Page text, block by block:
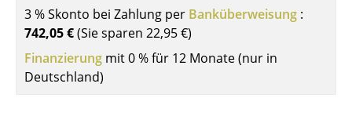
Servierwagen
Einzelteile
... alle Tische
3 % Skonto bei Zahlung per Banküberweisung :
742,05 €(Sie sparen 22,95 €)
Finanzierung mit 0 % für 12 Monate (nur in
Deutschland)